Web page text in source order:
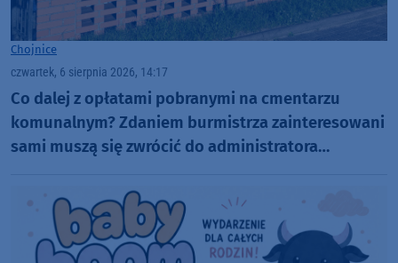
Chojnice
czwartek, 6 sierpnia 2026, 14:17
Co dalej z opłatami pobranymi na cmentarzu
komunalnym? Zdaniem burmistrza zainteresowani
sami muszą się zwrócić do administratora